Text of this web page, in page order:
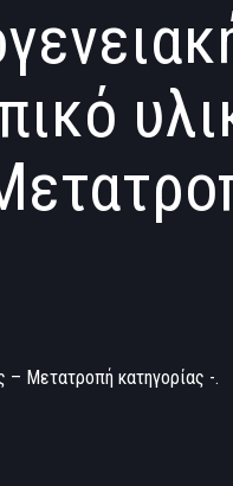
– Μετατροπή κατηγορίας -.